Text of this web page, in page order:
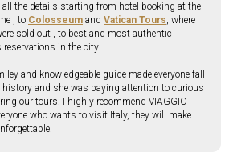
all the details starting from hotel booking at the
, to Colosseum and Vatican Tours, where
sold out , to best and most authentic
reservations in the city.
and knowledgeable guide made everyone fall
history and she was paying attention to curious
our tours. I highly recommend VIAGGIO
who wants to visit Italy, they will make